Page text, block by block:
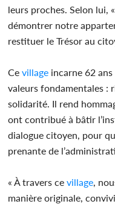
leurs proches. Selon lui,
démontrer notre
restituer le Trésor au
Ce village incarne 62
valeurs fondamentales :
solidarité. Il rend
ont contribué à bâtir
dialogue citoyen, pour
prenante de
« À travers ce village ,
manière originale,